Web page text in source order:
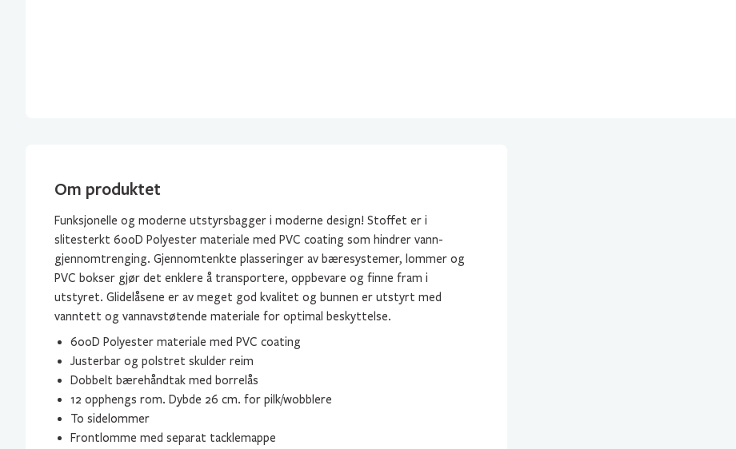
Om produktet
Funksjonelle og moderne utstyrsbagger i moderne design! Stoffet er i
slitesterkt 600D Polyester materiale med PVC coating som hindrer vann-
gjennomtrenging. Gjennomtenkte plasseringer av bæresystemer, lommer og
PVC bokser gjør det enklere å transportere, oppbevare og finne fram i
utstyret. Glidelåsene er av meget god kvalitet og bunnen er utstyrt med
vanntett og vannavstøtende materiale for optimal beskyttelse.
600D Polyester materiale med PVC coating
Justerbar og polstret skulder reim
Dobbelt bærehåndtak med borrelås
12 opphengs rom. Dybde 26 cm. for pilk/wobblere
To sidelommer
Frontlomme med separat tacklemappe